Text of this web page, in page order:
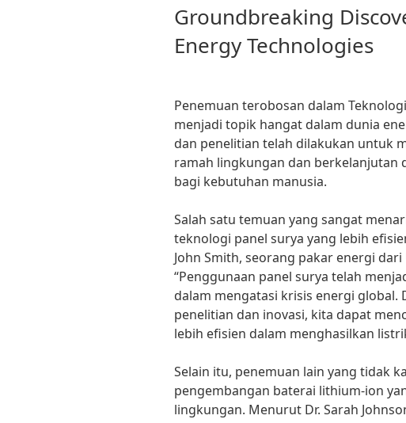
Groundbreaking
Energy Technologies
Penemuan terobosan dalam
menjadi topik hangat dalam dunia
dan penelitian telah dilakukan untuk
ramah lingkungan dan berkelanjutan
bagi kebutuhan manusia.
Salah satu temuan yang sangat
teknologi panel surya yang lebih
John Smith, seorang pakar energi
“Penggunaan panel surya telah
dalam mengatasi krisis energi global.
penelitian dan inovasi, kita dapat
lebih efisien dalam menghasilkan
Selain itu, penemuan lain yang tidak
pengembangan baterai lithium-ion
lingkungan. Menurut Dr. Sarah